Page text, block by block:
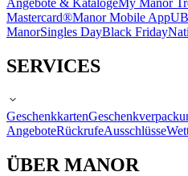
Angebote & KatalogeMy Manor
Mastercard®Manor Mobile App
ManorSingles DayBlack Friday
SERVICES
Geschenkkarten
AngeboteRückrufeAusschlüsse
ÜBER MANOR